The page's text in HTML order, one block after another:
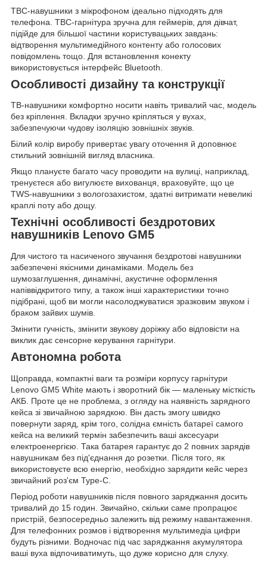
ТВС-навушники з мікрофоном ідеально підходять для
телефона. ТВС-гарнітура зручна для геймерів, для дівчат,
підійде для більшої частини користувацьких завдань:
відтворення мультимедійного контенту або голосових
повідомлень тощо. Для встановлення конекту
використовується інтерфейс Bluetooth.
Особливості дизайну та конструкції
ТВ-навушники комфортно носити навіть тривалий час, модель
без кріплення. Вкладки зручно кріпляться у вухах,
забезпечуючи чудову ізоляцію зовнішніх звуків.
Білий колір виробу привертає увагу оточення й доповнює
стильний зовнішній вигляд власника.
Якщо плануєте багато часу проводити на вулиці, наприклад,
тренуєтеся або вигулюєте вихованця, враховуйте, що це
TWS-навушники з вологозахистом, здатні витримати невеликі
краплі поту або дощу.
Технічні особливості бездротових
навушників Lenovo GM5
Для чистого та насиченого звучання бездротові навушники
забезпечені якісними динаміками. Модель без
шумозаглушення, динамічні, акустичне оформлення
напіввідкритого типу, а також інші характеристики точно
підібрані, щоб ви могли насолоджуватися зразковим звуком і
браком зайвих шумів.
Змінити гучність, змінити звукову доріжку або відповісти на
виклик дає сенсорне керування гарнітури.
Автономна робота
Щоправда, компактні ваги та розміри корпусу гарнітури
Lenovo GM5 White мають і зворотний бік — маленьку місткість
АКБ. Проте це не проблема, з огляду на наявність зарядного
кейса зі звичайною зарядкою. Він дасть змогу швидко
повернути заряд, крім того, солідна ємність батареї самого
кейса на великий термін забезпечить ваші аксесуари
електроенергією. Така батарея гарантує до 2 повних зарядів
навушникам без під'єднання до розетки. Після того, як
використовуєте всю енергію, необхідно зарядити кейс через
звичайний роз'єм Type-C.
Період роботи навушників після повного заряджання досить
тривалий до 15 годин. Звичайно, скільки саме пропрацює
пристрій, безпосередньо залежить від режиму навантаження.
Для телефонних розмов і відтворення мультимедіа цифри
будуть різними. Водночас під час заряджання акумулятора
ваші вуха відпочиватимуть, що дуже корисно для слуху.